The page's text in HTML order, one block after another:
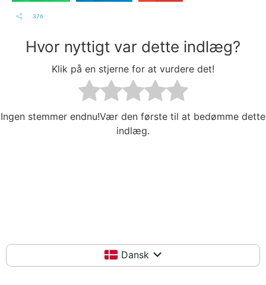
376
Hvor nyttigt var dette indlæg?
Klik på en stjerne for at vurdere det!
Ingen stemmer endnu!Vær den første til at bedømme dette
indlæg.
Dansk